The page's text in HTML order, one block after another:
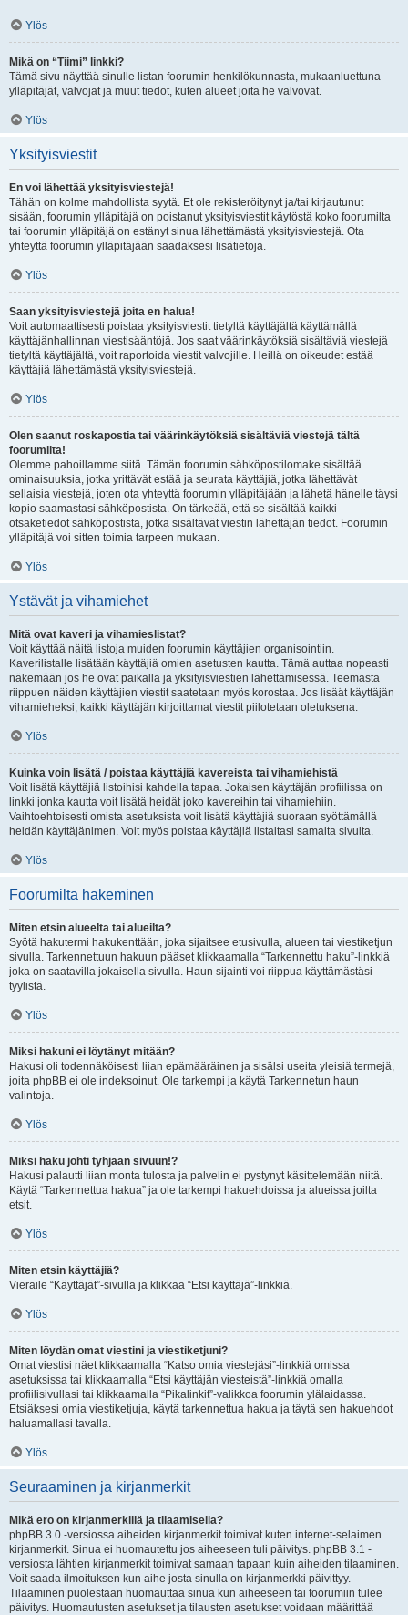
Ylös
Mikä on “Tiimi” linkki?
Tämä sivu näyttää sinulle listan foorumin henkilökunnasta, mukaanluettuna
ylläpitäjät, valvojat ja muut tiedot, kuten alueet joita he valvovat.
Ylös
Yksityisviestit
En voi lähettää yksityisviestejä!
Tähän on kolme mahdollista syytä. Et ole rekisteröitynyt ja/tai kirjautunut
sisään, foorumin ylläpitäjä on poistanut yksityisviestit käytöstä koko foorumilta
tai foorumin ylläpitäjä on estänyt sinua lähettämästä yksityisviestejä. Ota
yhteyttä foorumin ylläpitäjään saadaksesi lisätietoja.
Ylös
Saan yksityisviestejä joita en halua!
Voit automaattisesti poistaa yksityisviestit tietyltä käyttäjältä käyttämällä
käyttäjänhallinnan viestisääntöjä. Jos saat väärinkäytöksiä sisältäviä viestejä
tietyltä käyttäjältä, voit raportoida viestit valvojille. Heillä on oikeudet estää
käyttäjiä lähettämästä yksityisviestejä.
Ylös
Olen saanut roskapostia tai väärinkäytöksiä sisältäviä viestejä tältä
foorumilta!
Olemme pahoillamme siitä. Tämän foorumin sähköpostilomake sisältää
ominaisuuksia, jotka yrittävät estää ja seurata käyttäjiä, jotka lähettävät
sellaisia viestejä, joten ota yhteyttä foorumin ylläpitäjään ja lähetä hänelle täysi
kopio saamastasi sähköpostista. On tärkeää, että se sisältää kaikki
otsaketiedot sähköpostista, jotka sisältävät viestin lähettäjän tiedot. Foorumin
ylläpitäjä voi sitten toimia tarpeen mukaan.
Ylös
Ystävät ja vihamiehet
Mitä ovat kaveri ja vihamieslistat?
Voit käyttää näitä listoja muiden foorumin käyttäjien organisointiin.
Kaverilistalle lisätään käyttäjiä omien asetusten kautta. Tämä auttaa nopeasti
näkemään jos he ovat paikalla ja yksityisviestien lähettämisessä. Teemasta
riippuen näiden käyttäjien viestit saatetaan myös korostaa. Jos lisäät käyttäjän
vihamieheksi, kaikki käyttäjän kirjoittamat viestit piilotetaan oletuksena.
Ylös
Kuinka voin lisätä / poistaa käyttäjiä kavereista tai vihamiehistä
Voit lisätä käyttäjiä listoihisi kahdella tapaa. Jokaisen käyttäjän profiilissa on
linkki jonka kautta voit lisätä heidät joko kavereihin tai vihamiehiin.
Vaihtoehtoisesti omista asetuksista voit lisätä käyttäjiä suoraan syöttämällä
heidän käyttäjänimen. Voit myös poistaa käyttäjiä listaltasi samalta sivulta.
Ylös
Foorumilta hakeminen
Miten etsin alueelta tai alueilta?
Syötä hakutermi hakukenttään, joka sijaitsee etusivulla, alueen tai viestiketjun
sivulla. Tarkennettuun hakuun pääset klikkaamalla “Tarkennettu haku”-linkkiä
joka on saatavilla jokaisella sivulla. Haun sijainti voi riippua käyttämästäsi
tyylistä.
Ylös
Miksi hakuni ei löytänyt mitään?
Hakusi oli todennäköisesti liian epämääräinen ja sisälsi useita yleisiä termejä,
joita phpBB ei ole indeksoinut. Ole tarkempi ja käytä Tarkennetun haun
valintoja.
Ylös
Miksi haku johti tyhjään sivuun!?
Hakusi palautti liian monta tulosta ja palvelin ei pystynyt käsittelemään niitä.
Käytä “Tarkennettua hakua” ja ole tarkempi hakuehdoissa ja alueissa joilta
etsit.
Ylös
Miten etsin käyttäjiä?
Vieraile “Käyttäjät”-sivulla ja klikkaa “Etsi käyttäjä”-linkkiä.
Ylös
Miten löydän omat viestini ja viestiketjuni?
Omat viestisi näet klikkaamalla “Katso omia viestejäsi”-linkkiä omissa
asetuksissa tai klikkaamalla “Etsi käyttäjän viesteistä”-linkkiä omalla
profiilisivullasi tai klikkaamalla “Pikalinkit”-valikkoa foorumin ylälaidassa.
Etsiäksesi omia viestiketjuja, käytä tarkennettua hakua ja täytä sen hakuehdot
haluamallasi tavalla.
Ylös
Seuraaminen ja kirjanmerkit
Mikä ero on kirjanmerkillä ja tilaamisella?
phpBB 3.0 -versiossa aiheiden kirjanmerkit toimivat kuten internet-selaimen
kirjanmerkit. Sinua ei huomautettu jos aiheeseen tuli päivitys. phpBB 3.1 -
versiosta lähtien kirjanmerkit toimivat samaan tapaan kuin aiheiden tilaaminen.
Voit saada ilmoituksen kun aihe josta sinulla on kirjanmerkki päivittyy.
Tilaaminen puolestaan huomauttaa sinua kun aiheeseen tai foorumiin tulee
päivitys. Huomautusten asetukset ja tilausten asetukset voidaan määrittää